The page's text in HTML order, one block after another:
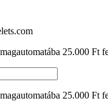
25.000 Ft
25.000 Ft